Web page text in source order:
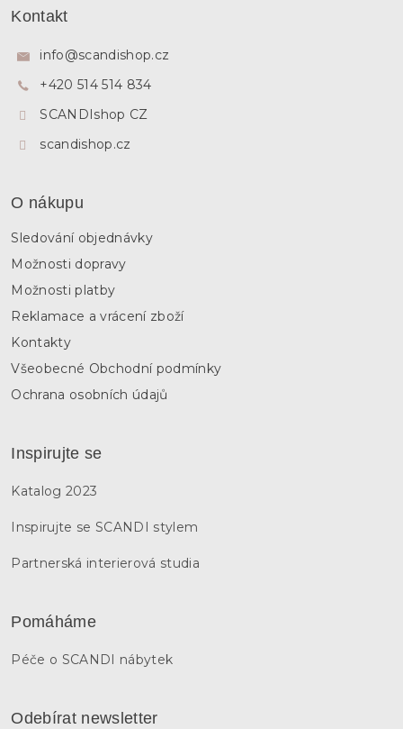
Kontakt
info@scandishop.cz
+420 514 514 834
SCANDIshop CZ
scandishop.cz
O nákupu
Sledování objednávky
Možnosti dopravy
Možnosti platby
Reklamace a vrácení zboží
Kontakty
Všeobecné Obchodní podmínky
Ochrana osobních údajů
Inspirujte se
Katalog 2023
Inspirujte se SCANDI stylem
Partnerská interierová studia
Pomáháme
Péče o SCANDI nábytek
Odebírat newsletter